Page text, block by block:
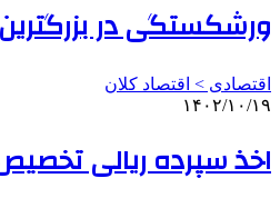
ورشکستگی در بزرگترین
اقتصادی > اقتصاد کلان
۱۴۰۲/۱۰/۱۹
اخذ سپرده ریالی